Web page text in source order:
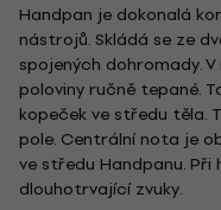
Handpan je dokonalá
nástrojů. Skládá se ze
spojených dohromady.
poloviny ručně tepané.
kopeček ve středu těla.
pole. Centrální nota je
ve středu Handpanu.
dlouhotrvající zvuky.